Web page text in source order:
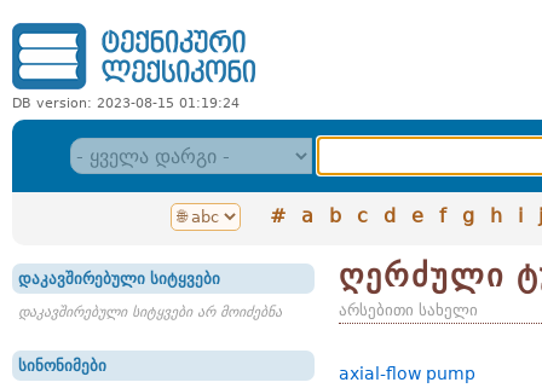
DB version: 2023-08-15 01:19:24
# a b c d e f g h i j
დაკავშირებული სიტყვები
დაკავშირებული სიტყვები არ მოიძებნა
სინონიმები
ღერძული
არსებითი სახელი
axial-flow pump